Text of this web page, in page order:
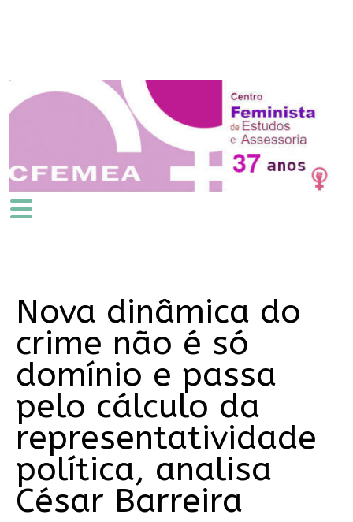
Nova dinâmica do
crime não é só
domínio e passa
pelo cálculo da
representatividade
política, analisa
César Barreira